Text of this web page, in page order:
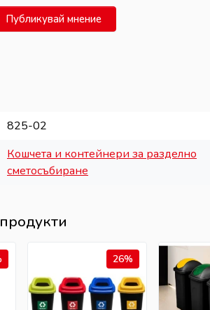
Публикувай мнение
825-02
Кошчета и контейнери за разделно
сметосъбиране
26%